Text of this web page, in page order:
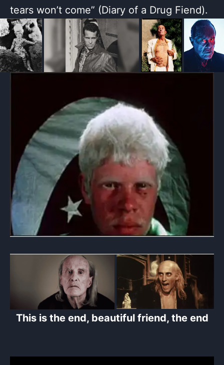
tears won’t come” (Diary of a Drug Fiend).
This is the end, beautiful friend, the end